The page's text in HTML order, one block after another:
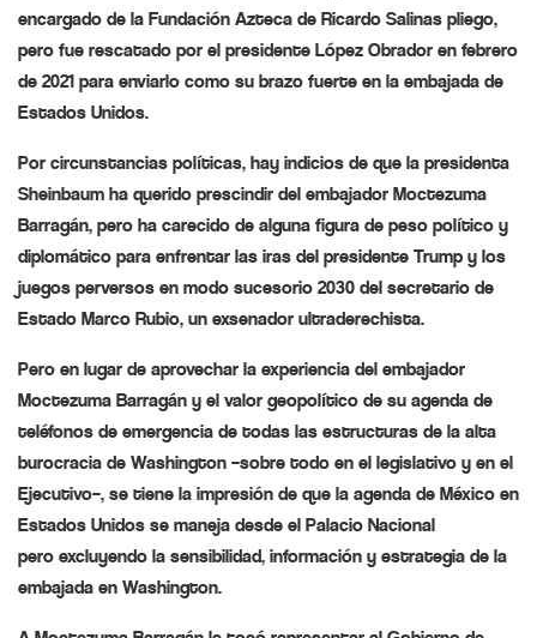
encargado de la Fundación Azteca de Ricardo Salinas pliego,
pero fue rescatado por el presidente López Obrador en febrero
de 2021 para enviarlo como su brazo fuerte en la embajada de
Estados Unidos.
Por circunstancias políticas, hay indicios de que la presidenta
Sheinbaum ha querido prescindir del embajador Moctezuma
Barragán, pero ha carecido de alguna figura de peso político y
diplomático para enfrentar las iras del presidente Trump y los
juegos perversos en modo sucesorio 2030 del secretario de
Estado Marco Rubio, un exsenador ultraderechista.
Pero en lugar de aprovechar la experiencia del embajador
Moctezuma Barragán y el valor geopolítico de su agenda de
teléfonos de emergencia de todas las estructuras de la alta
burocracia de Washington –sobre todo en el legislativo y en el
Ejecutivo–, se tiene la impresión de que la agenda de México en
Estados Unidos se maneja desde el Palacio Nacional
pero excluyendo la sensibilidad, información y estrategia de la
embajada en Washington.